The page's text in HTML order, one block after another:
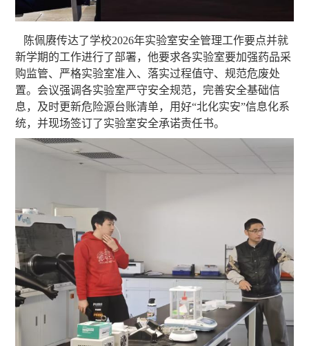
陈佩赓传达了学校2026年实验室安全管理工作要点并就
新学期的工作进行了部署，他要求各实验室要加强药品采
购监管、严格实验室准入、落实过程值守、规范危废处
置。会议强调各实验室严守安全规范，完善安全基础信
息，及时更新危险源台账清单，用好“北化实安”信息化系
统，并现场签订了实验室安全承诺责任书。